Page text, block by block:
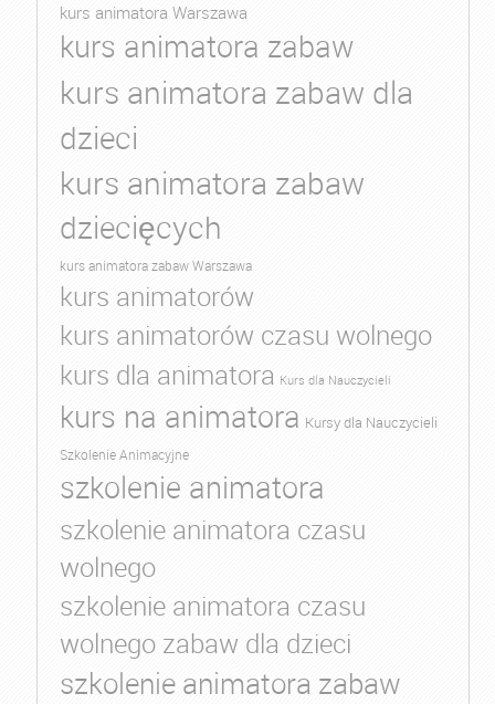
kurs animatora Warszawa
kurs animatora zabaw
kurs animatora zabaw dla
dzieci
kurs animatora zabaw
dziecięcych
kurs animatora zabaw Warszawa
kurs animatorów
kurs animatorów czasu wolnego
kurs dla animatora Kurs dla Nauczycieli
kurs na animatora Kursy dla Nauczycieli
Szkolenie Animacyjne
szkolenie animatora
szkolenie animatora czasu
wolnego
szkolenie animatora czasu
wolnego zabaw dla dzieci
szkolenie animatora zabaw